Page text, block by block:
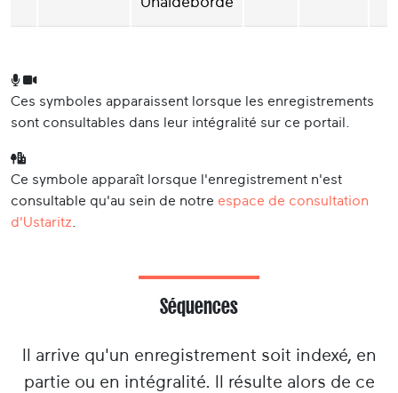
Ces symboles apparaissent lorsque les enregistrements
sont consultables dans leur intégralité sur ce portail.
Ce symbole apparaît lorsque l'enregistrement n'est
consultable qu'au sein de notre espace de consultation
d'Ustaritz
Séquences
Il arrive qu'un enregistrement soit indexé, en
partie ou en intégralité. Il résulte alors de ce